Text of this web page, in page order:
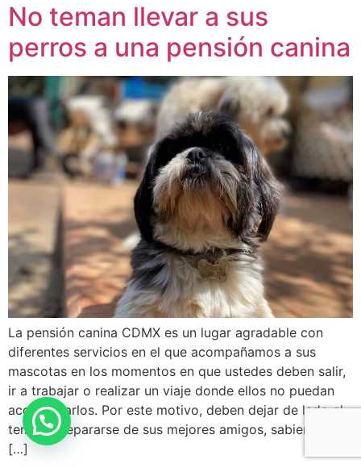
No teman llevar a sus
perros a una pensión canina
La pensión canina CDMX es un lugar agradable con
diferentes servicios en el que acompañamos a sus
mascotas en los momentos en que ustedes deben salir,
ir a trabajar o realizar un viaje donde ellos no puedan
acompañarlos. Por este motivo, deben dejar de lado el
temor a separarse de sus mejores amigos, sabiendo que
[…]